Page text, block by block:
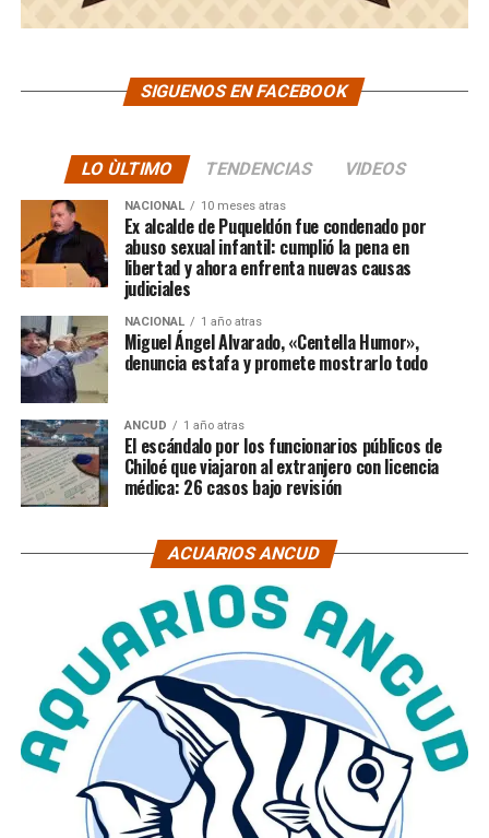
SIGUENOS EN FACEBOOK
LO ÙLTIMO TENDENCIAS VIDEOS
NACIONAL 10 meses atras
Ex alcalde de Puqueldón fue condenado por
abuso sexual infantil: cumplió la pena en
libertad y ahora enfrenta nuevas causas
judiciales
NACIONAL 1 año atras
Miguel Ángel Alvarado, «Centella Humor»,
denuncia estafa y promete mostrarlo todo
ANCUD 1 año atras
El escándalo por los funcionarios públicos de
Chiloé que viajaron al extranjero con licencia
médica: 26 casos bajo revisión
ACUARIOS ANCUD